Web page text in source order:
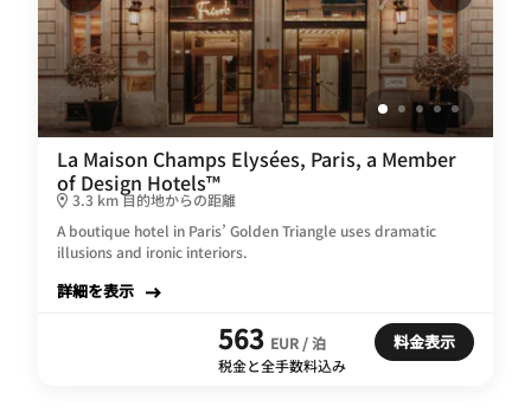
La Maison Champs Elysées, Paris, a Member
of Design Hotels™
3.3 km 目的地からの距離
A boutique hotel in Paris’ Golden Triangle uses dramatic
illusions and ironic interiors.
詳細を表示
563 EUR / 泊
税金と全手数料込み
料金表示